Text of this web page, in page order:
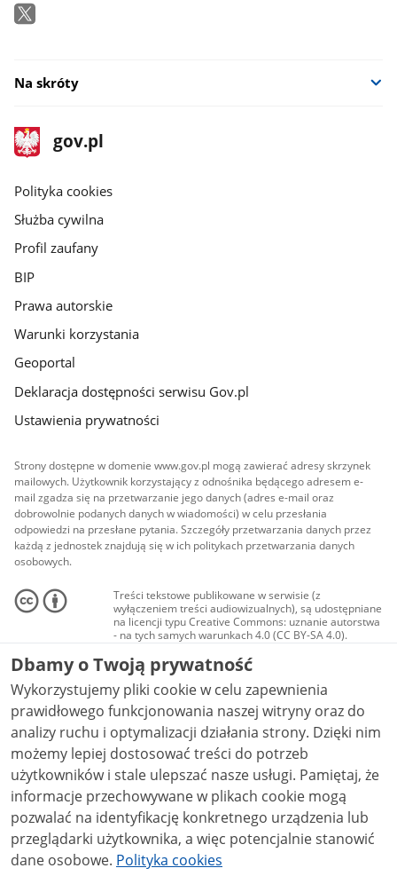
Na skróty
stopka
gov.pl
Strona
gov.pl
gov.pl
Polityka cookies
Służba cywilna
Profil zaufany
BIP
Prawa autorskie
Warunki korzystania
Geoportal
Deklaracja dostępności serwisu Gov.pl
Ustawienia prywatności
Strony dostępne w domenie www.gov.pl mogą zawierać adresy skrzynek
mailowych. Użytkownik korzystający z odnośnika będącego adresem e-
mail zgadza się na przetwarzanie jego danych (adres e-mail oraz
dobrowolnie podanych danych w wiadomości) w celu przesłania
odpowiedzi na przesłane pytania. Szczegóły przetwarzania danych przez
każdą z jednostek znajdują się w ich politykach przetwarzania danych
osobowych.
Treści tekstowe publikowane w serwisie (z
wyłączeniem treści audiowizualnych), są udostępniane
na licencji typu Creative Commons: uznanie autorstwa
- na tych samych warunkach 4.0 (CC BY-SA 4.0).
Materiały audiowizualne, w tym zdjęcia, materiały
audio i wideo, są udostępniane na licencji typu
Creative Commons: uznanie autorstwa użycie
niekomercyjne - bez utworów zależnych 4.0 (CC BY-
NC-ND 4.0), o ile nie jest to stwierdzone inaczej.
Dbamy o Twoją prywatność
Wykorzystujemy pliki cookie w celu zapewnienia
prawidłowego funkcjonowania naszej witryny oraz do
analizy ruchu i optymalizacji działania strony. Dzięki nim
możemy lepiej dostosować treści do potrzeb
użytkowników i stale ulepszać nasze usługi. Pamiętaj, że
informacje przechowywane w plikach cookie mogą
pozwalać na identyfikację konkretnego urządzenia lub
przeglądarki użytkownika, a więc potencjalnie stanowić
dane osobowe. Polityka cookies